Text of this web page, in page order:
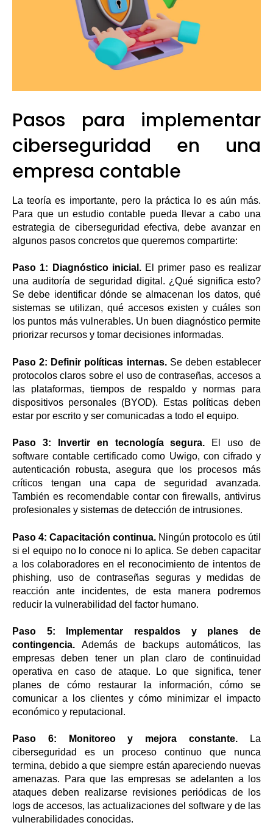
Pasos para implementar
ciberseguridad en una
empresa contable
La teoría es importante, pero la práctica lo es aún más.
Para que un estudio contable pueda llevar a cabo una
estrategia de ciberseguridad efectiva, debe avanzar en
algunos pasos concretos que queremos compartirte:
Paso 1: Diagnóstico inicial.El primer paso es realizar
una auditoría de seguridad digital. ¿Qué significa esto?
Se debe identificar dónde se almacenan los datos, qué
sistemas se utilizan, qué accesos existen y cuáles son
los puntos más vulnerables. Un buen diagnóstico permite
priorizar recursos y tomar decisiones informadas.
Paso 2: Definir políticas internas. Se deben establecer
protocolos claros sobre el uso de contraseñas, accesos a
las plataformas, tiempos de respaldo y normas para
dispositivos personales (BYOD). Estas políticas deben
estar por escrito y ser comunicadas a todo el equipo.
Paso 3: Invertir en tecnología segura. El uso de
software contable certificado como Uwigo, con cifrado y
autenticación robusta, asegura que los procesos más
críticos tengan una capa de seguridad avanzada.
También es recomendable contar con firewalls, antivirus
profesionales y sistemas de detección de intrusiones.
Paso 4: Capacitación continua. Ningún protocolo es útil
si el equipo no lo conoce ni lo aplica. Se deben capacitar
a los colaboradores en el reconocimiento de intentos de
phishing, uso de contraseñas seguras y medidas de
reacción ante incidentes, de esta manera podremos
reducir la vulnerabilidad del factor humano.
Paso 5: Implementar respaldos y planes de
contingencia. Además de backups automáticos, las
empresas deben tener un plan claro de continuidad
operativa en caso de ataque. Lo que significa, tener
planes de cómo restaurar la información, cómo se
comunicar a los clientes y cómo minimizar el impacto
económico y reputacional.
Paso 6: Monitoreo y mejora constante. La
ciberseguridad es un proceso continuo que nunca
termina, debido a que siempre están apareciendo nuevas
amenazas. Para que las empresas se adelanten a los
ataques deben realizarse revisiones periódicas de los
logs de accesos, las actualizaciones del software y de las
vulnerabilidades conocidas.